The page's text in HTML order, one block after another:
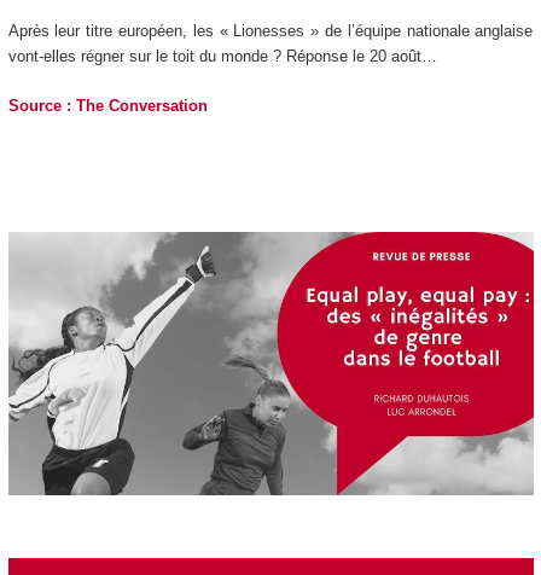
Après leur titre européen, les « Lionesses » de l’équipe nationale anglaise
vont-elles régner sur le toit du monde ? Réponse le 20 août…
Source : The Conversation